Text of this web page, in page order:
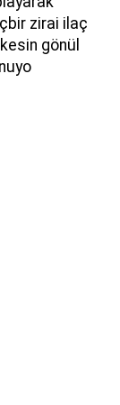
zirai ilaç
gönül